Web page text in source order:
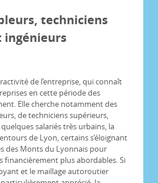
techniciens
ingénieurs
de l’entreprise, qui connaît
en cette période des
Elle cherche notamment des
de techniciens supérieurs,
salariés très urbains, la
de Lyon, certains s’éloignant
des Monts du Lyonnais pour
financièrement plus abordables. Si
et le maillage autoroutier